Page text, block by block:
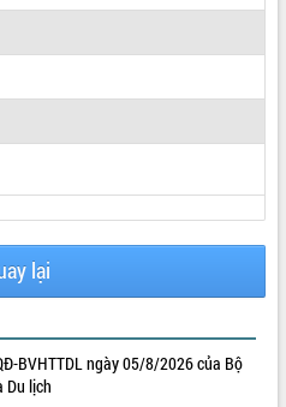
lại
BVHTTDL ngày 05/8/2026 của Bộ
Du lịch